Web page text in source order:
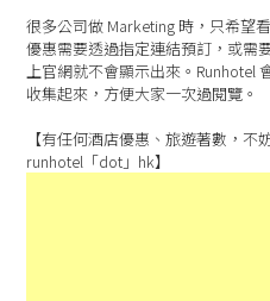
很多公司做 Marketing 時，只希望
優惠需要透過指定連結預訂，或需
上官網就不會顯示出來。Runhotel
收集起來，方便大家一次過閱覽。
【有任何酒店優惠、旅遊著數，不
runhotel「dot」hk】